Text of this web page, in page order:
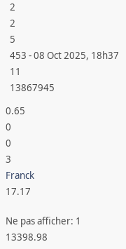
2
2
5
453 - 08 Oct 2025, 18h37
11
13867945
0.65
0
0
3
Franck
17.17
Ne pas afficher: 1
13398.98